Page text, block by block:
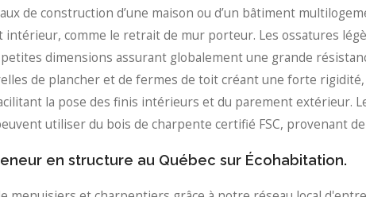
de construction d’une maison ou d’un bâtiment
comme le retrait de mur porteur. Les ossatures
dimensions assurant globalement une grande
de plancher et de fermes de toit créant une forte
la pose des finis intérieurs et du parement extérieur.
utiliser du bois de charpente certifié FSC, provenant
en structure au Québec sur Écohabitation.